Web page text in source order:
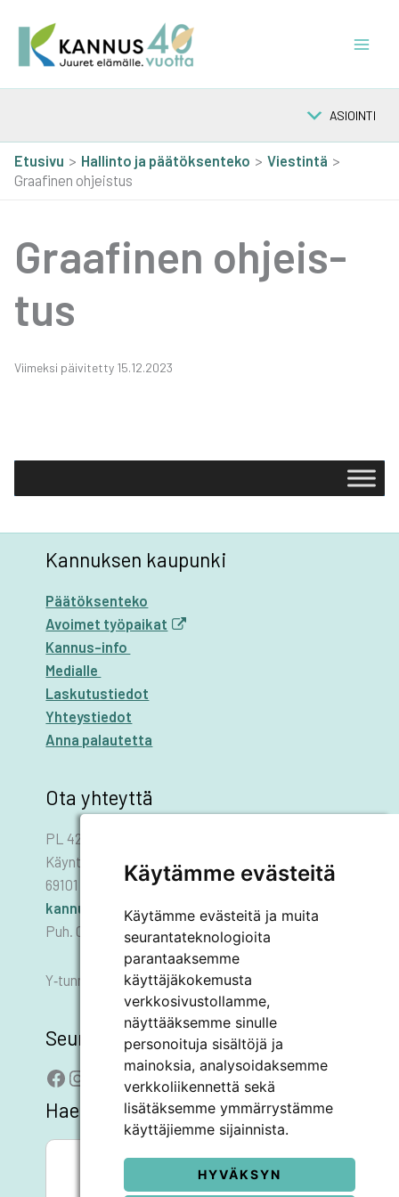
Käytämme evästeitä
Käytämme evästeitä ja muita
seurantateknologioita
parantaaksemme
käyttäjäkokemusta
verkkosivustollamme,
näyttääksemme sinulle
personoituja sisältöjä ja
mainoksia, analysoidaksemme
verkkoliikennettä sekä
lisätäksemme ymmärrystämme
käyttäjiemme sijainnista.
HYVÄKSYN
sisältöön
ASIOINTI
Etusivu Hal­lin­to ja pää­tök­sen­te­ko
Vies­tin­tä
Graafinen ohjeistus
Graa­fi­nen ohjeis­
tus
Vii­mek­si päi­vi­tet­ty 15.12.2023
Kannuksen kaupunki
Päätöksenteko
Avoimet työpaikat
Kannus-info
Medialle
Laskutustiedot
Yhteystiedot
Anna palautetta
Ota yhteyttä
PL 42
Käyntiosoite: Asematie 1
69101 KANNUS
kannus.kaupunki@kannus.ﬁ
Puh. 06 8745 111
Y‑tunnus 0178455–6
Seuraa meitä
Facebook
Instagram
LinkedIn
YouTube
Hae sivustolta
Search